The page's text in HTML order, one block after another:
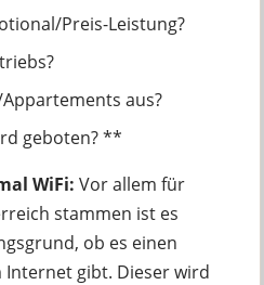
Preis-Leistung?
aus?
geboten? **
WiFi: Vor allem für
stammen ist es
ob es einen
Internet gibt. Dieser wird